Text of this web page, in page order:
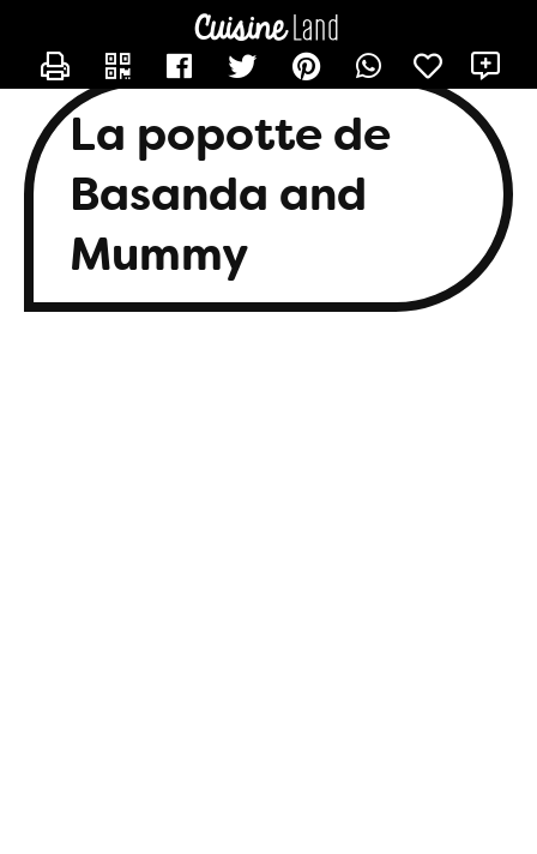
La popotte de
Basanda and
Mummy
CONTACTER BASANDA